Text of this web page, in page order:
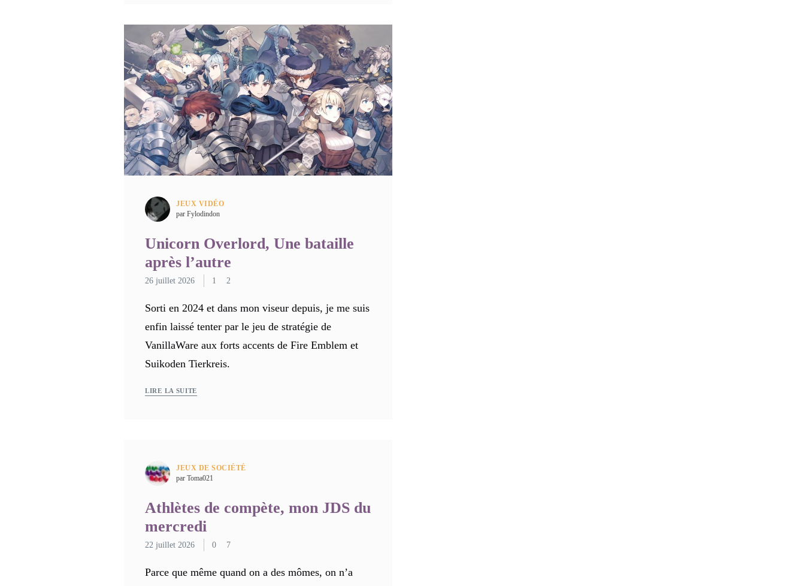
JEUX VIDÉO
par Fylodindon
Unicorn Overlord, Une bataille
après l’autre
26 juillet 2026 1 2
Sorti en 2024 et dans mon viseur depuis, je me suis
enfin laissé tenter par le jeu de stratégie de
VanillaWare aux forts accents de Fire Emblem et
Suikoden Tierkreis.
LIRE LA SUITE
JEUX DE SOCIÉTÉ
par Toma021
Athlètes de compète, mon JDS du
mercredi
22 juillet 2026 0 7
Parce que même quand on a des mômes, on n’a